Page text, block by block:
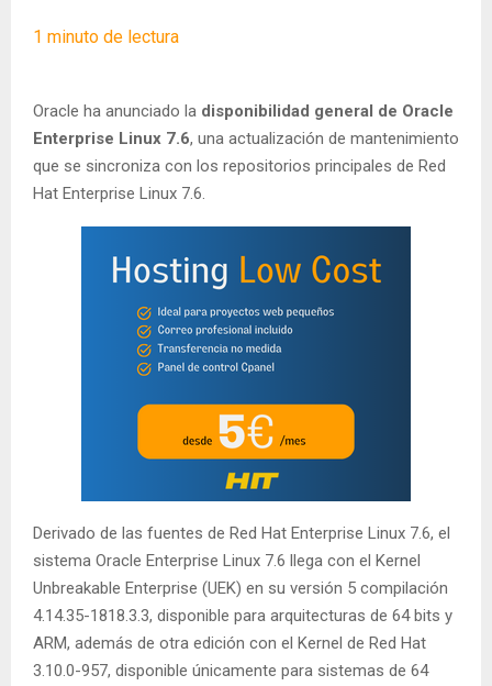
1 minuto de lectura
Oracle ha anunciado la disponibilidad general de Oracle
Enterprise Linux 7.6, una actualización de mantenimiento
que se sincroniza con los repositorios principales de Red
Hat Enterprise Linux 7.6.
Derivado de las fuentes de Red Hat Enterprise Linux 7.6, el
sistema Oracle Enterprise Linux 7.6 llega con el Kernel
Unbreakable Enterprise (UEK) en su versión 5 compilación
4.14.35-1818.3.3, disponible para arquitecturas de 64 bits y
ARM, además de otra edición con el Kernel de Red Hat
3.10.0-957, disponible únicamente para sistemas de 64